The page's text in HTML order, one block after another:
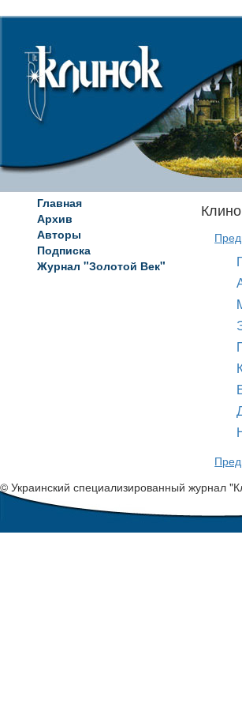
Главная
Архив
Авторы
Подписка
Журнал "Золотой Век"
© Украинский специализированный журнал